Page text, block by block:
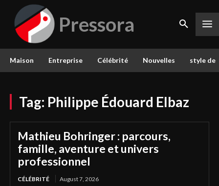
Pressora
Maison Entreprise Célébrité Nouvelles style de
Tag: Philippe Édouard Elbaz
Mathieu Bohringer : parcours,
famille, aventure et univers
professionnel
CÉLÉBRITÉ August 7, 2026